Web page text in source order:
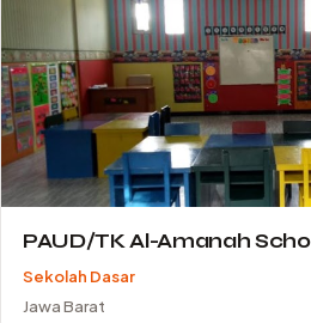
PAUD/TK Al-Amanah
Sekolah Dasar
Jawa Barat